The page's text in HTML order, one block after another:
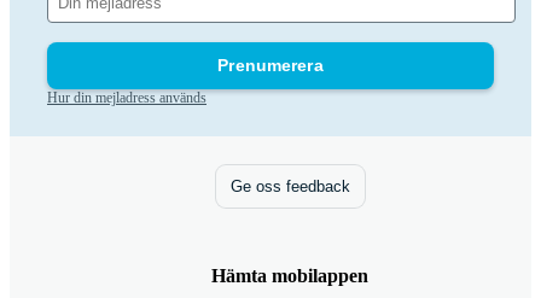
Prenumerera
Hur din mejladress används
Ge oss feedback
Hämta mobilappen